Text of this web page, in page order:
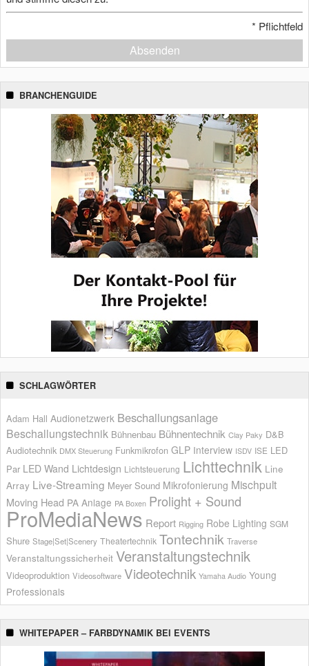
* Pflichtfeld
Absenden
BRANCHENGUIDE
SCHLAGWÖRTER
Adam Hall Audionetzwerk Beschallungsanlage
Beschallungstechnik Bühnenbau Bühnentechnik Clay Paky D&B
Audiotechnik DMX Steuerung Funkmikrofon GLP Interview ISDV ISE LED
Par LED Wand Lichtdesign Lichtsteuerung Lichttechnik Line
Array Live-Streaming Meyer Sound Mikrofonierung Mischpult
Moving Head PA Anlage PA Boxen Prolight + Sound
ProMediaNews Report Rigging Robe Lighting SGM
Shure Stage|Set|Scenery Theatertechnik Tontechnik Traverse
Veranstaltungssicherheit Veranstaltungstechnik
Videoproduktion Videosoftware Videotechnik Yamaha Audio Young
Professionals
WHITEPAPER – FARBDYNAMIK BEI EVENTS